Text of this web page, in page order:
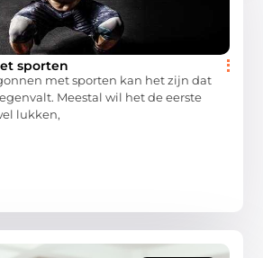
sporten
met sporten kan het zijn dat
Meestal wil het de eerste
lukken,